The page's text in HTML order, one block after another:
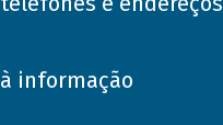
informação